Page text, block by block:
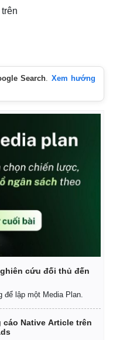
sự - Quốc phòng
khí
tích
Search. Xem hướng
cứu đối thủ đến
lập một Media Plan.
Native Article trên